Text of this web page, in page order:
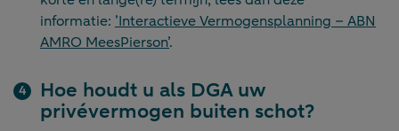
informatie: ’Interactieve Vermogensplanning – ABN
AMRO MeesPierson’.
Hoe houdt u als DGA uw
privévermogen buiten schot?